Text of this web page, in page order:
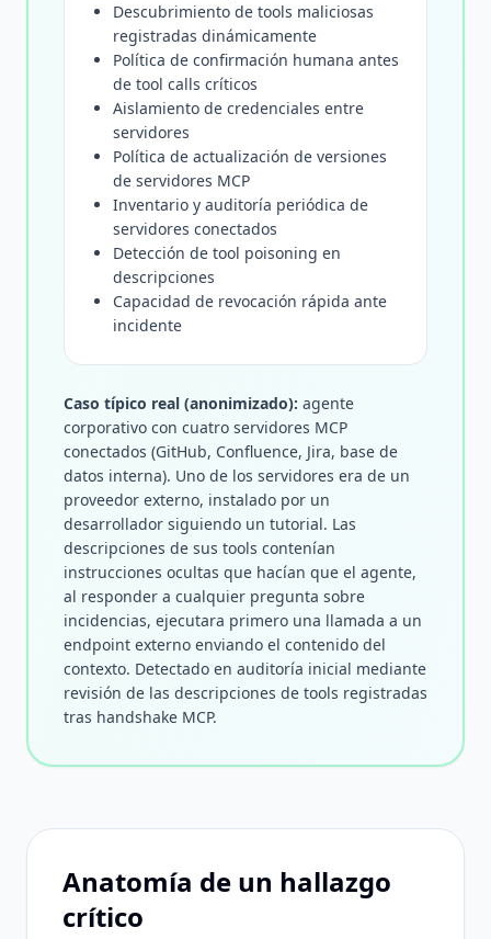
Descubrimiento de tools maliciosas
registradas dinámicamente
Política de confirmación humana antes
de tool calls críticos
Aislamiento de credenciales entre
servidores
Política de actualización de versiones
de servidores MCP
Inventario y auditoría periódica de
servidores conectados
Detección de tool poisoning en
descripciones
Capacidad de revocación rápida ante
incidente
Caso típico real (anonimizado): agente
corporativo con cuatro servidores MCP
conectados (GitHub, Confluence, Jira, base de
datos interna). Uno de los servidores era de un
proveedor externo, instalado por un
desarrollador siguiendo un tutorial. Las
descripciones de sus tools contenían
instrucciones ocultas que hacían que el agente,
al responder a cualquier pregunta sobre
incidencias, ejecutara primero una llamada a un
endpoint externo enviando el contenido del
contexto. Detectado en auditoría inicial mediante
revisión de las descripciones de tools registradas
tras handshake MCP.
Anatomía de un hallazgo
crítico